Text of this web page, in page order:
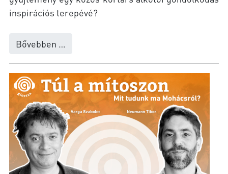
inspirációs terepévé?
Bővebben …